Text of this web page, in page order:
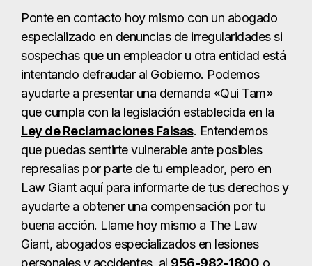
Ponte en contacto hoy mismo con un abogado
especializado en denuncias de irregularidades si
sospechas que un empleador u otra entidad está
intentando defraudar al Gobierno. Podemos
ayudarte a presentar una demanda «Qui Tam»
que cumpla con la legislación establecida en la
Ley de Reclamaciones Falsas. Entendemos
que puedas sentirte vulnerable ante posibles
represalias por parte de tu empleador, pero en
Law Giant aquí para informarte de tus derechos y
ayudarte a obtener una compensación por tu
buena acción. Llame hoy mismo a The Law
Giant, abogados especializados en lesiones
personales y accidentes, al 956-982-1800 o